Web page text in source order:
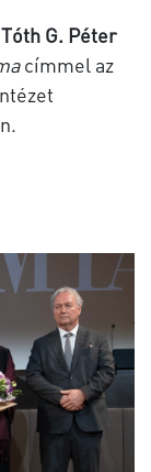
Tóth G. Péter
címmel az